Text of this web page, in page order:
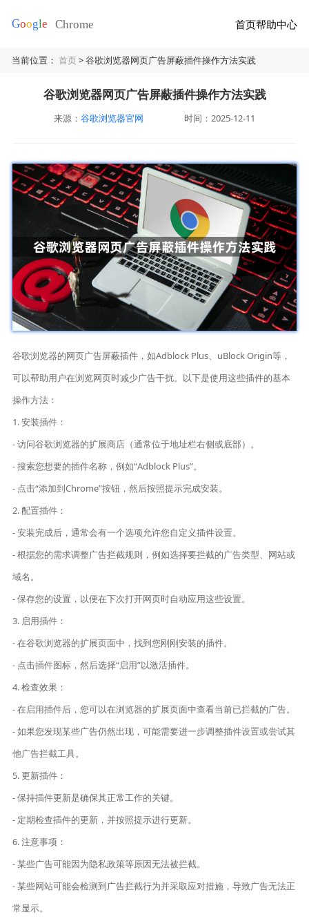
首页帮助中心
当前位置：首页> 谷歌浏览器网页广告屏蔽插件操作方法实践
谷歌浏览器网页广告屏蔽插件操作方法实践
来源： 谷歌浏览器官网 时间：2025-12-11
谷歌浏览器的网页广告屏蔽插件，如Adblock Plus、uBlock Origin等，
可以帮助用户在浏览网页时减少广告干扰。以下是使用这些插件的基本
操作方法：
1. 安装插件：
- 访问谷歌浏览器的扩展商店（通常位于地址栏右侧或底部）。
- 搜索您想要的插件名称，例如“Adblock Plus”。
- 点击“添加到Chrome”按钮，然后按照提示完成安装。
2. 配置插件：
- 安装完成后，通常会有一个选项允许您自定义插件设置。
- 根据您的需求调整广告拦截规则，例如选择要拦截的广告类型、网站或
域名。
- 保存您的设置，以便在下次打开网页时自动应用这些设置。
3. 启用插件：
- 在谷歌浏览器的扩展页面中，找到您刚刚安装的插件。
- 点击插件图标，然后选择“启用”以激活插件。
4. 检查效果：
- 在启用插件后，您可以在浏览器的扩展页面中查看当前已拦截的广告。
- 如果您发现某些广告仍然出现，可能需要进一步调整插件设置或尝试其
他广告拦截工具。
5. 更新插件：
- 保持插件更新是确保其正常工作的关键。
- 定期检查插件的更新，并按照提示进行更新。
6. 注意事项：
- 某些广告可能因为隐私政策等原因无法被拦截。
- 某些网站可能会检测到广告拦截行为并采取应对措施，导致广告无法正
常显示。